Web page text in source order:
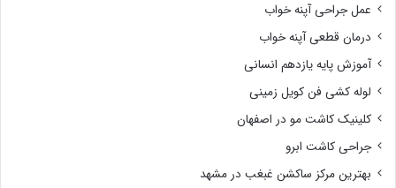
عمل جراحی آپنه خواب
درمان قطعی آپنه خواب
آموزش پایه یازدهم انسانی
لوله کشی فن کویل زمینی
کلینیک کاشت مو در اصفهان
جراحی کاشت ابرو
بهترین مرکز ساکشن غبغب در مشهد